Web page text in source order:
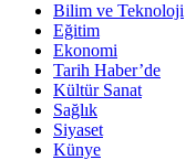
Bilim ve Teknoloji
Eğitim
Ekonomi
Tarih Haber’de
Kültür Sanat
Sağlık
Siyaset
Künye